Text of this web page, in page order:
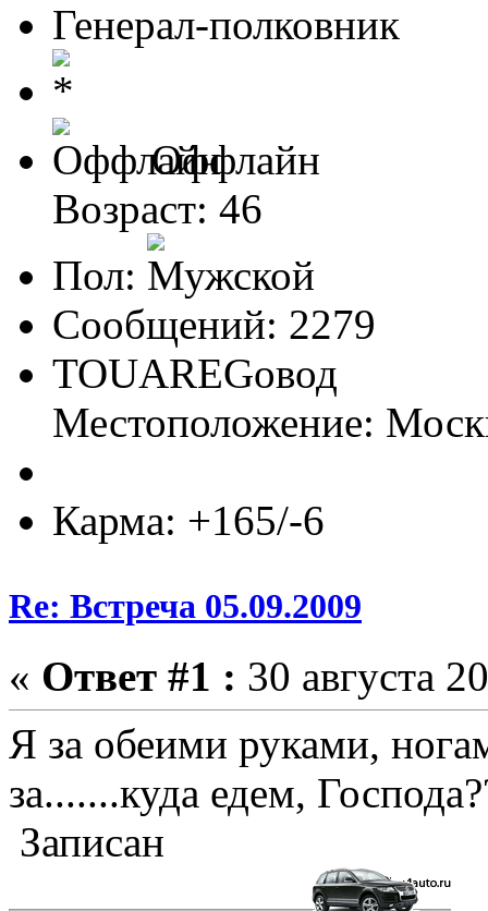
Генерал-полковник
Оффлайн
Возраст: 46
Пол:
Сообщений: 2279
TOUАREGовод
Местоположение:
Карма: +165/-6
Re: Встреча 05.09.2009
« Ответ #1 : 30 августа
Я за обеими руками,
за.......куда едем,
Записан